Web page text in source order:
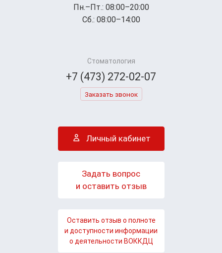
Пн.–Пт.: 08:00–20:00
Сб.: 08:00–14:00
Стоматология
+7 (473) 272-02-07
Заказать звонок
Личный кабинет
Задать вопрос
и оставить отзыв
Оставить отзыв о полноте
и доступности информации
о деятельности ВОККДЦ